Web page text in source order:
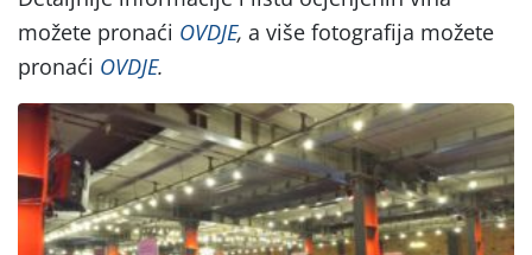
možete pronaći OVDJE, a više fotografija možete
pronaći OVDJE.